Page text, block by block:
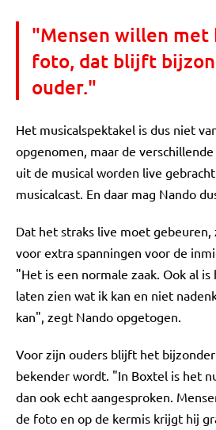
"Mensen willen met
foto, dat blijft
ouder."
Het musicalspektakel is dus niet
opgenomen, maar de
uit de musical worden live
musicalcast. En daar mag Nando
Dat het straks live moet
voor extra spanningen voor de
"Het is een normale zaak. Ook al
laten zien wat ik kan en niet
kan", zegt Nando opgetogen.
Voor zijn ouders blijft het
bekender wordt. "In Boxtel is het
dan ook echt aangesproken.
de foto en op de kermis krijgt hij